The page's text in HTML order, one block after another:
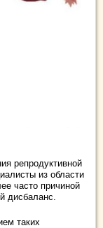
репродуктивной
из области
часто причиной
дисбаланс.
таких